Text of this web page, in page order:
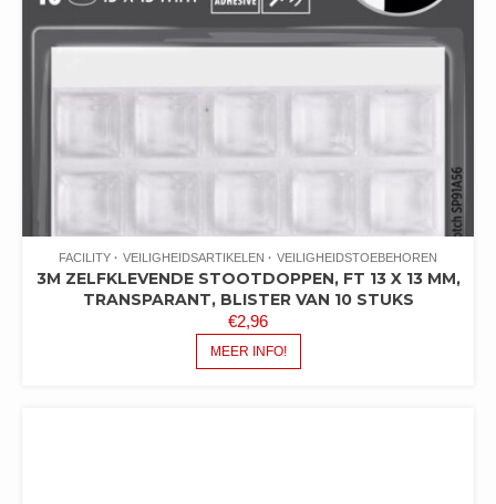
FACILITY VEILIGHEIDSARTIKELEN VEILIGHEIDSTOEBEHOREN
3M ZELFKLEVENDE STOOTDOPPEN, FT 13 X 13 MM,
TRANSPARANT, BLISTER VAN 10 STUKS
€2,96
MEER INFO!